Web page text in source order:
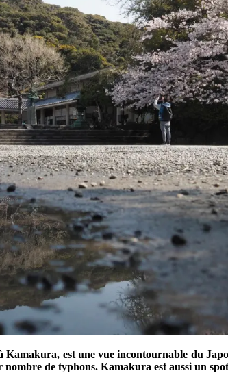
est une vue incontournable du
de typhons. Kamakura est aussi un